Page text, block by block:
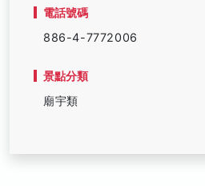
電話號碼
886-4-7772006
景點分類
廟宇類